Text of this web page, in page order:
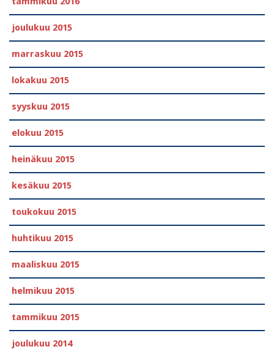
joulukuu 2015
marraskuu 2015
lokakuu 2015
syyskuu 2015
elokuu 2015
heinäkuu 2015
kesäkuu 2015
toukokuu 2015
huhtikuu 2015
maaliskuu 2015
helmikuu 2015
tammikuu 2015
joulukuu 2014